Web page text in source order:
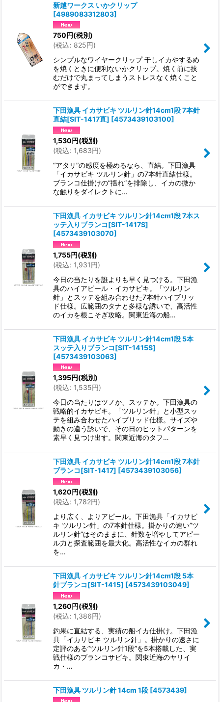
新越ワークス いかクリップ
[4989083312803]
750円(税別)
(税込: 825円)
シンプルなワイヤークリップ 干しイカやするめ
を焼くときに便利ないかクリップ。焼く前に挟
むだけで丸まってしまうストレスなく焼くこと
ができます。
下田漁具 イカサビキ ツルリン針14cm1段 7本針
直結[SIT-1417直] [4573439103100]
1,530円(税別)
(税込: 1,683円)
“アタリ”の感度を極めるなら、直結。下田漁具
「イカサビキ ツルリン針」の7本針直結仕様。
ブランコ仕掛けの”揺れ”を排除し、イカの微か
な触りをダイレクトに…
下田漁具 イカサビキ ツルリン針14cm1段 7本ス
ッテ入りブランコ[SIT-1417S]
[4573439103070]
1,755円(税別)
(税込: 1,931円)
今日の当たりを誰よりも早く見つける。下田漁
具のハイアピール・イカサビキ。「ツルリン
針」とスッテを組み合わせた7本針ハイブリッ
ド仕様。広範囲のタナと多様な誘いで、高活性
のイカを根こそぎ攻略。関東近海の船…
下田漁具 イカサビキ ツルリン針14cm1段 5本
スッテ入りブランコ[SIT-1415S]
[4573439103063]
1,395円(税別)
(税込: 1,535円)
今日の当たりはツノか、スッテか。下田漁具の
戦略的イカサビキ。「ツルリン針」と小型スッ
テを組み合わせたハイブリッド仕様。サイズや
動きの違う誘いで、その日のヒットパターンを
素早く見つけ出す。関東近海のタフ…
下田漁具 イカサビキ ツルリン針14cm1段 7本針
ブランコ[SIT-1417] [4573439103056]
1,620円(税別)
(税込: 1,782円)
より広く、よりアピール。下田漁具「イカサビ
キ ツルリン針」の7本針仕様。掛かりの速い”ツ
ルリン針”はそのままに、針数を増やしてアピー
ル力と探査範囲を最大化。高活性なイカの群れ
を…
下田漁具 イカサビキ ツルリン針14cm1段 5本
針ブランコ[SIT-1415] [4573439103049]
1,260円(税別)
(税込: 1,386円)
釣果に直結する、実績の船イカ仕掛け。下田漁
具「イカサビキ ツルリン針」。掛かりの速さに
定評のある”ツルリン針1段”を5本搭載した、実
戦仕様のブランコサビキ。関東近海のヤリイ
カ・…
下田漁具 ツルリン針 14cm 1段 [4573439]